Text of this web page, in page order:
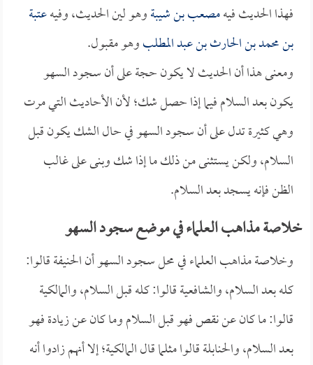
فهذا الحديث فيهمصعب بن شيبةوهو لين الحديث، وفيهعتبة
بن محمد بن الحارث بن عبد المطلبوهو مقبول.
ومعنى هذا أن الحديث لا يكون حجة على أن سجود السهو
يكون بعد السلام فيما إذا حصل شك؛ لأن الأحاديث التي مرت
وهي كثيرة تدل على أن سجود السهو في حال الشك يكون قبل
السلام، ولكن يستثنى من ذلك ما إذا شك وبنى على غالب
الظن فإنه يسجد بعد السلام.
خلاصة مذاهب العلماء في موضع سجود السهو
وخلاصة مذاهب العلماء في محل سجود السهو أن الحنيفة قالوا:
كله بعد السلام، والشافعية قالوا: كله قبل السلام، والمالكية
قالوا: ما كان عن نقص فهو قبل السلام وما كان عن زيادة فهو
بعد السلام، والحنابلة قالوا مثلما قال المالكية؛ إلا أنهم زادوا أنه